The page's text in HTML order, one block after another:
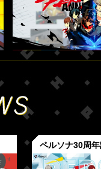
ペルソナ30周